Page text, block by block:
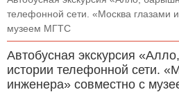
телефонной сети. «Москва глазами
музеем МГТС
Автобусная экскурсия
истории телефонной сети.
инженера» совместно с